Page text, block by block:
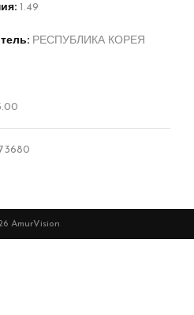
1.49
РЕСПУБЛИКА КОРЕЯ
AmurVision